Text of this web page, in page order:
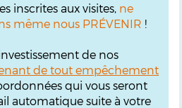
inscrites aux visites, ne
même nous PRÉVENIR !
de nos
de tout empêchement
qui vous seront
automatique suite à votre